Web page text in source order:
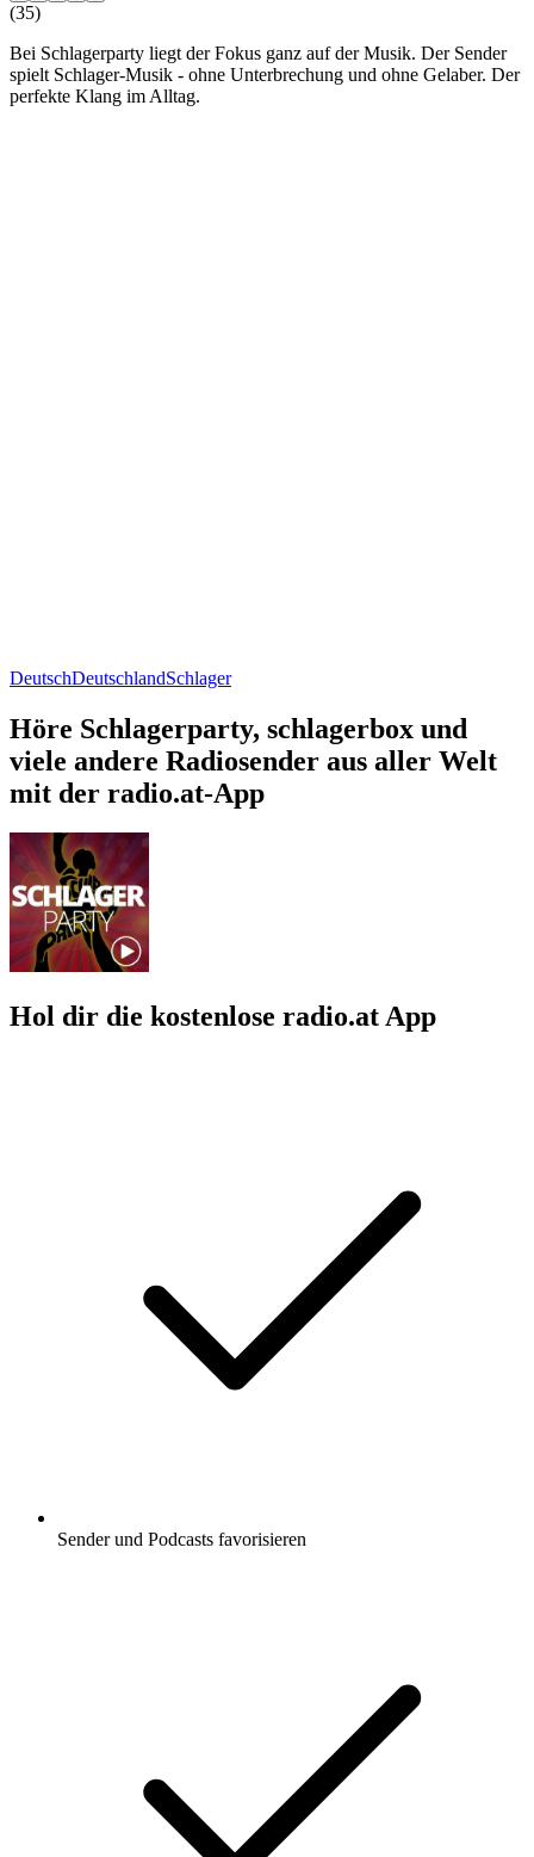
(35)
Bei Schlagerparty liegt der Fokus ganz auf der Musik. Der Sender
spielt Schlager-Musik - ohne Unterbrechung und ohne Gelaber. Der
perfekte Klang im Alltag.
DeutschDeutschlandSchlager
Höre Schlagerparty, schlagerbox und
viele andere Radiosender aus aller Welt
mit der radio.at-App
Hol dir die kostenlose radio.at App
Sender und Podcasts favorisieren